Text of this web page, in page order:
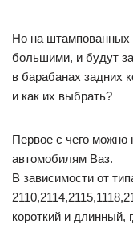
Но на штампованных
большими, и будут
в барабанах задних
и как их выбрать?
Первое с чего можно
автомобилям Ваз.
В зависимости от
короткий и длинный,